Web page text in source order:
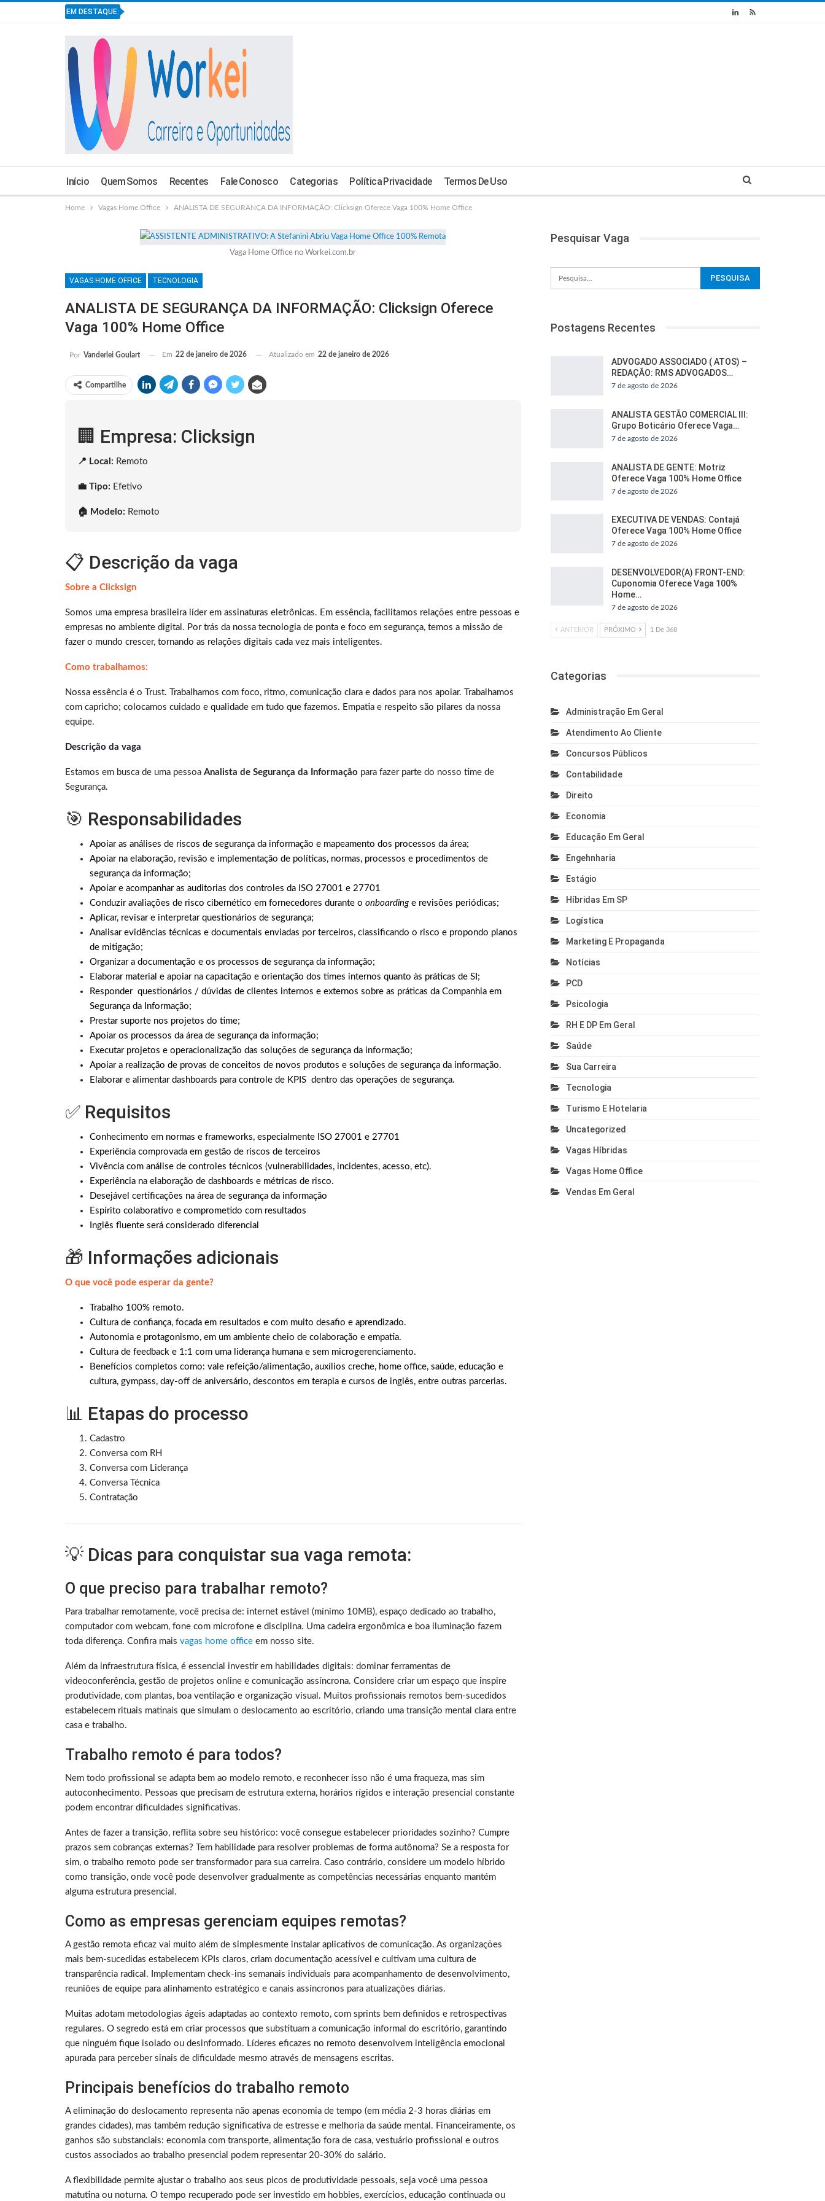
EM DESTAQUE:
Início Quem Somos Recentes Fale Conosco Categorias Política Privacidade Termos De Uso
Home Vagas Home Office ANALISTA DE SEGURANÇA DA INFORMAÇÃO: Clicksign Oferece Vaga 100% Home Office
Vaga Home Office no Workei.com.br
VAGAS HOME OFFICE TECNOLOGIA
ANALISTA DE SEGURANÇA DA INFORMAÇÃO: Clicksign Oferece
Vaga 100% Home Office
Por Vanderlei Goulart Em 22 de janeiro de 2026 Atualizado em 22 de janeiro de 2026
Compartilhe
🏢 Empresa: Clicksign
📍 Local: Remoto
💼 Tipo: Efetivo
🏠 Modelo: Remoto
📋 Descrição da vaga
Sobre a Clicksign
Somos uma empresa brasileira líder em assinaturas eletrônicas. Em essência, facilitamos relações entre pessoas e
empresas no ambiente digital. Por trás da nossa tecnologia de ponta e foco em segurança, temos a missão de
fazer o mundo crescer, tornando as relações digitais cada vez mais inteligentes.
Como trabalhamos:
Nossa essência é o Trust. Trabalhamos com foco, ritmo, comunicação clara e dados para nos apoiar. Trabalhamos
com capricho; colocamos cuidado e qualidade em tudo que fazemos. Empatia e respeito são pilares da nossa
equipe.
Descrição da vaga
Estamos em busca de uma pessoa Analista de Segurança da Informação para fazer parte do nosso time de
Segurança.
🎯 Responsabilidades
Apoiar as análises de riscos de segurança da informação e mapeamento dos processos da área;
Apoiar na elaboração, revisão e implementação de políticas, normas, processos e procedimentos de
segurança da informação;
Apoiar e acompanhar as auditorias dos controles da ISO 27001 e 27701
Conduzir avaliações de risco cibernético em fornecedores durante o onboarding e revisões periódicas;
Aplicar, revisar e interpretar questionários de segurança;
Analisar evidências técnicas e documentais enviadas por terceiros, classificando o risco e propondo planos
de mitigação;
Organizar a documentação e os processos de segurança da informação;
Elaborar material e apoiar na capacitação e orientação dos times internos quanto às práticas de SI;
Responder questionários / dúvidas de clientes internos e externos sobre as práticas da Companhia em
Segurança da Informação;
Prestar suporte nos projetos do time;
Apoiar os processos da área de segurança da informação;
Executar projetos e operacionalização das soluções de segurança da informação;
Apoiar a realização de provas de conceitos de novos produtos e soluções de segurança da informação.
Elaborar e alimentar dashboards para controle de KPIS dentro das operações de segurança.
✅ Requisitos
Conhecimento em normas e frameworks, especialmente ISO 27001 e 27701
Experiência comprovada em gestão de riscos de terceiros
Vivência com análise de controles técnicos (vulnerabilidades, incidentes, acesso, etc).
Experiência na elaboração de dashboards e métricas de risco.
Desejável certificações na área de segurança da informação
Espírito colaborativo e comprometido com resultados
Inglês fluente será considerado diferencial
🎁 Informações adicionais
O que você pode esperar da gente?
Trabalho 100% remoto.
Cultura de confiança, focada em resultados e com muito desafio e aprendizado.
Autonomia e protagonismo, em um ambiente cheio de colaboração e empatia.
Cultura de feedback e 1:1 com uma liderança humana e sem microgerenciamento.
Benefícios completos como: vale refeição/alimentação, auxílios creche, home office, saúde, educação e
cultura, gympass, day-off de aniversário, descontos em terapia e cursos de inglês, entre outras parcerias.
📊 Etapas do processo
Cadastro
Conversa com RH
Conversa com Liderança
Conversa Técnica
Contratação
💡 Dicas para conquistar sua vaga remota:
O que preciso para trabalhar remoto?
Para trabalhar remotamente, você precisa de: internet estável (mínimo 10MB), espaço dedicado ao trabalho,
computador com webcam, fone com microfone e disciplina. Uma cadeira ergonômica e boa iluminação fazem
toda diferença. Confira mais vagas home office em nosso site.
Além da infraestrutura física, é essencial investir em habilidades digitais: dominar ferramentas de
videoconferência, gestão de projetos online e comunicação assíncrona. Considere criar um espaço que inspire
produtividade, com plantas, boa ventilação e organização visual. Muitos profissionais remotos bem-sucedidos
estabelecem rituais matinais que simulam o deslocamento ao escritório, criando uma transição mental clara entre
casa e trabalho.
Trabalho remoto é para todos?
Nem todo profissional se adapta bem ao modelo remoto, e reconhecer isso não é uma fraqueza, mas sim
autoconhecimento. Pessoas que precisam de estrutura externa, horários rígidos e interação presencial constante
podem encontrar dificuldades significativas.
Antes de fazer a transição, reflita sobre seu histórico: você consegue estabelecer prioridades sozinho? Cumpre
prazos sem cobranças externas? Tem habilidade para resolver problemas de forma autônoma? Se a resposta for
sim, o trabalho remoto pode ser transformador para sua carreira. Caso contrário, considere um modelo híbrido
como transição, onde você pode desenvolver gradualmente as competências necessárias enquanto mantém
alguma estrutura presencial.
Como as empresas gerenciam equipes remotas?
A gestão remota eficaz vai muito além de simplesmente instalar aplicativos de comunicação. As organizações
mais bem-sucedidas estabelecem KPIs claros, criam documentação acessível e cultivam uma cultura de
transparência radical. Implementam check-ins semanais individuais para acompanhamento de desenvolvimento,
reuniões de equipe para alinhamento estratégico e canais assíncronos para atualizações diárias.
Muitas adotam metodologias ágeis adaptadas ao contexto remoto, com sprints bem definidos e retrospectivas
regulares. O segredo está em criar processos que substituam a comunicação informal do escritório, garantindo
que ninguém fique isolado ou desinformado. Líderes eficazes no remoto desenvolvem inteligência emocional
apurada para perceber sinais de dificuldade mesmo através de mensagens escritas.
Principais benefícios do trabalho remoto
A eliminação do deslocamento representa não apenas economia de tempo (em média 2-3 horas diárias em
grandes cidades), mas também redução significativa de estresse e melhoria da saúde mental. Financeiramente, os
ganhos são substanciais: economia com transporte, alimentação fora de casa, vestuário profissional e outros
custos associados ao trabalho presencial podem representar 20-30% do salário.
A flexibilidade permite ajustar o trabalho aos seus picos de produtividade pessoais, seja você uma pessoa
matutina ou noturna. O tempo recuperado pode ser investido em hobbies, exercícios, educação continuada ou
Pesquisar Vaga
Postagens Recentes
ADVOGADO ASSOCIADO ( ATOS) –
REDAÇÃO: RMS ADVOGADOS…
7 de agosto de 2026
ANALISTA GESTÃO COMERCIAL III:
Grupo Boticário Oferece Vaga…
7 de agosto de 2026
ANALISTA DE GENTE: Motriz
Oferece Vaga 100% Home Office
7 de agosto de 2026
EXECUTIVA DE VENDAS: Contajá
Oferece Vaga 100% Home Office
7 de agosto de 2026
DESENVOLVEDOR(A) FRONT-END:
Cuponomia Oferece Vaga 100%
Home…
7 de agosto de 2026
ANTERIOR PRÓXIMO 1 De 368
Categorias
Administração Em Geral
Atendimento Ao Cliente
Concursos Públicos
Contabilidade
Direito
Economia
Educação Em Geral
Engehnharia
Estágio
Híbridas Em SP
Logística
Marketing E Propaganda
Notícias
PCD
Psicologia
RH E DP Em Geral
Saúde
Sua Carreira
Tecnologia
Turismo E Hotelaria
Uncategorized
Vagas Híbridas
Vagas Home Office
Vendas Em Geral